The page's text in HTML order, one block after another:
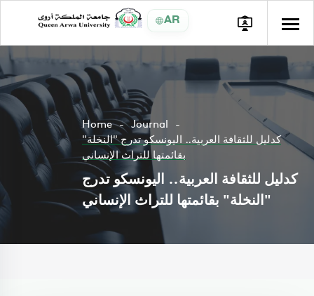
AR
Home
Journal
كدليل للثقافة العربية.. اليونسكو تدرج "النخلة"
بقائمتها للتراث الإنساني
كدليل للثقافة العربية.. اليونسكو تدرج
"النخلة" بقائمتها للتراث الإنساني